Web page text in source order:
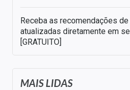
Receba as recomendações
atualizadas diretamente em
[GRATUITO]
MAIS LIDAS